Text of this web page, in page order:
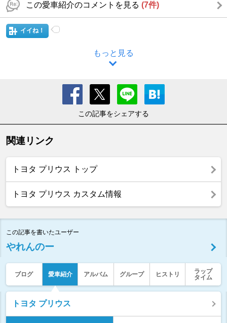
この愛車紹介のコメントを見る (7件)
イイね！
もっと見る
この記事をシェアする
関連リンク
トヨタ プリウス トップ
トヨタ プリウス カスタム情報
この記事を書いたユーザー
やれんのー
ブログ 愛車紹介 アルバム グループ ヒストリ
ラップ
タイム
トヨタ プリウス